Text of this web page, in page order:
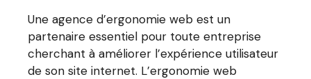
Une agence d’ergonomie web est un
partenaire essentiel pour toute entreprise
cherchant à améliorer l’expérience utilisateur
de son site internet. L’ergonomie web